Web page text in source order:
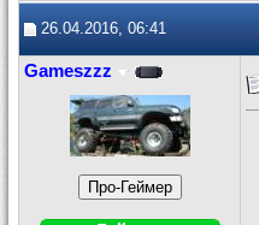
26.04.2016, 06:41
Gameszzz